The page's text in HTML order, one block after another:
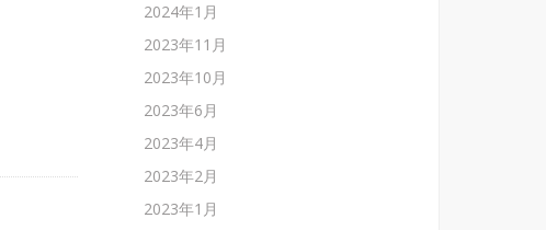
2024年1月
2023年11月
2023年10月
2023年6月
2023年4月
2023年2月
2023年1月